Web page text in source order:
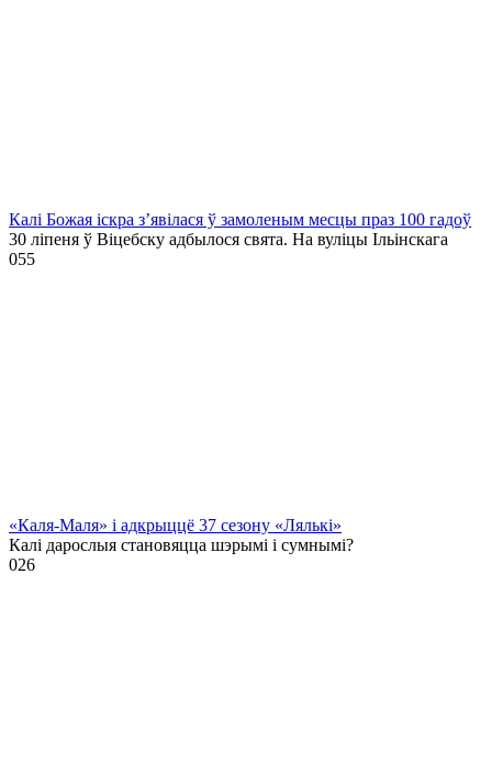
Калі Божая іскра з’явілася ў замоленым месцы праз 100 гадоў
30 ліпеня ў Віцебску адбылося свята. На вуліцы Ільінскага
055
«Каля-Маля» і адкрыццё 37 сезону «Лялькі»
Калі дарослыя становяцца шэрымі і сумнымі?
026